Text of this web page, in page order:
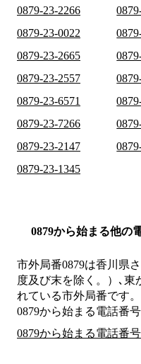
0879-23-2266
0879-23-0022
0879-23-2665
0879-23-2557
0879-23-6571
0879-23-7266
0879-23-2147
0879-23-1345
0879から始まる他の
市外局番0879は香川県
度及び末を除く。）､東
れている市外局番です。
0879から始まる電話番
0879から始まる電話番